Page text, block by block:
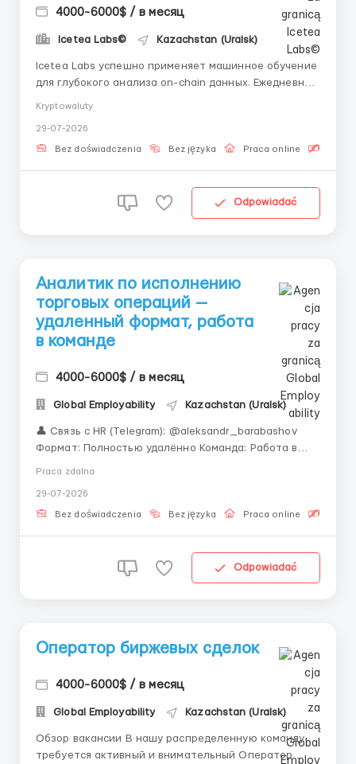
4000-6000$ / в месяц
Icetea Labs© Kazachstan (Uralsk)
Icetea Labs успешно применяет машинное обучение
для глубокого анализа on-chain данных. Ежедневно
Пишите рекрутеру: @aleksandr_barabashov Формат:
Удалённо (по всему миру) График: Частичная
Kryptowaluty
29-07-2026
Bez doświadczenia Bez języka Praca online
Odpowiadać
Аналитик по исполнению
торговых операций —
удаленный формат, работа
в команде
4000-6000$ / в месяц
Global Employability Kazachstan (Uralsk)
👤 Связь с HR (Telegram): @aleksandr_barabashov
Формат: Полностью удалённо Команда: Работа в
цифровых финансов? Наша компания создала все
условия для успешного и легкого старта.»
Praca zdalna
29-07-2026
Bez doświadczenia Bez języka Praca online
Odpowiadać
Оператор биржевых сделок
4000-6000$ / в месяц
Global Employability Kazachstan (Uralsk)
Обзор вакансии В нашу распределенную команду
требуется активный и внимательный Оператор